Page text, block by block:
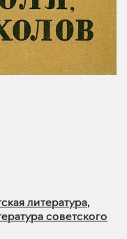
литература,
советского